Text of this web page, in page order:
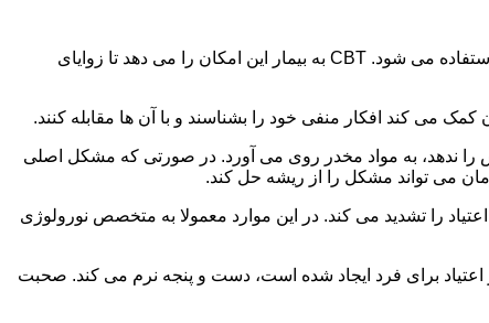
در این درمان به مصرف کننده اجازه داده می شود با مشکلات و درگیری های ذهنی خود روبه رو شود. امروزه از این درمان به طور گسترده استفاده می شود. CBT به بیمار این امکان را می دهد تا زوایای
کمک می کند افکار منفی خود را بشناسند و با آن ها مقابله کنند.
را ندهد، به مواد مخدر روی می آورد. در صورتی که مشکل اصلی
می تواند مشکل را از ریشه حل کند.
را تشدید می کند. در این موارد معمولا به متخصص نورولوژی
اعتیاد برای فرد ایجاد شده است، دست و پنجه نرم می کند. صحبت